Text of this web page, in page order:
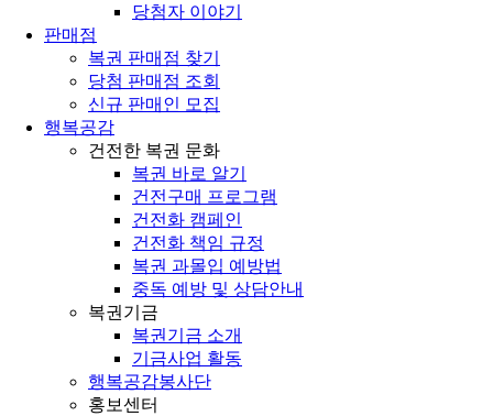
당첨자 이야기
판매점
복권 판매점 찾기
당첨 판매점 조회
신규 판매인 모집
행복공감
건전한 복권 문화
복권 바로 알기
건전구매 프로그램
건전화 캠페인
건전화 책임 규정
복권 과몰입 예방법
중독 예방 및 상담안내
복권기금
복권기금 소개
기금사업 활동
행복공감봉사단
홍보센터